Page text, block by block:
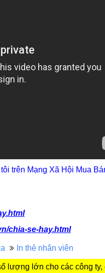
trên Mạng Xã Hội Mua
chia-se-hay.html
In thẻ nhân viên
lượng lớn cho các công